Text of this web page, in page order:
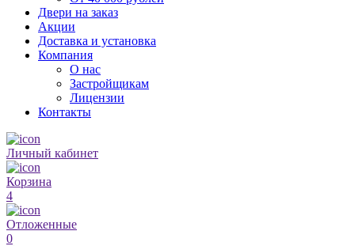
Двери на заказ
Акции
Доставка и установка
Компания
О нас
Застройщикам
Лицензии
Контакты
Личный кабинет
Корзина
4
Отложенные
0